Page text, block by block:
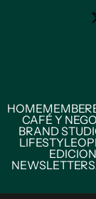
HOMEMEMBER
CAFÉ Y
BRAND
LIFESTYLE
NEWSLETTERS